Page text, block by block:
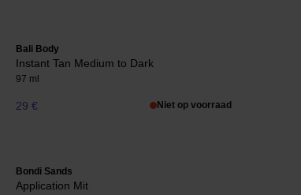
Bali Body
Instant Tan Medium to Dark
97 ml
29 € Niet op voorraad
Bondi Sands
Application Mit